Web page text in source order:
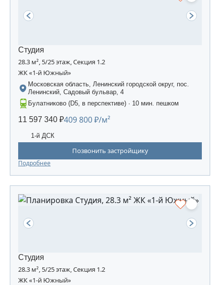
Студия
28.3 м², 5/25 этаж, Секция 1.2
ЖК «1-й Южный»
Московская область, Ленинский городской округ, пос.
Ленинский, Садовый бульвар, 4
Булатниково (D5, в перспективе) · 10 мин. пешком
11 597 340 ₽409 800 ₽/м²
1-й ДСК
Позвонить застройщику
Подробнее
Студия
28.3 м², 5/25 этаж, Секция 1.2
ЖК «1-й Южный»